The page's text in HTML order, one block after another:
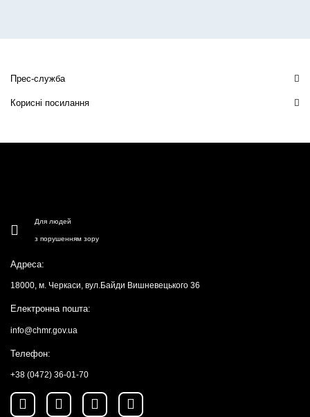
Прес-служба
Корисні посилання
Для людей
з порушенням зору
Адреса:
18000, м. Черкаси, вул.Байди Вишневецького 36
Електронна пошта:
info@chmr.gov.ua
Телефон:
+38 (0472) 36-01-70